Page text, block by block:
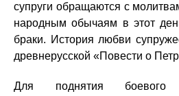
супруги обращаются с
народным обычаям в этот
браки. История любви
древнерусской «Повести о
Для поднятия боевого